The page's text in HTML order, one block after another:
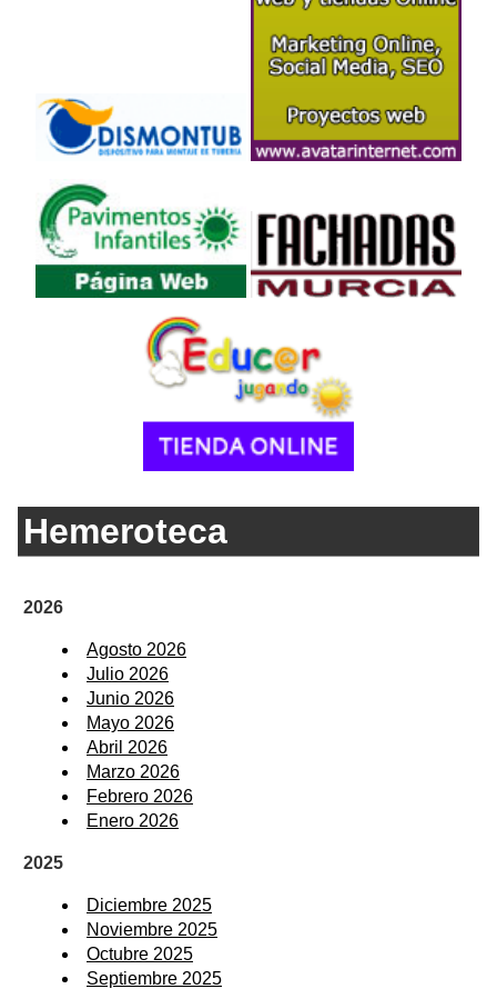
Hemeroteca
2026
Agosto 2026
Julio 2026
Junio 2026
Mayo 2026
Abril 2026
Marzo 2026
Febrero 2026
Enero 2026
2025
Diciembre 2025
Noviembre 2025
Octubre 2025
Septiembre 2025